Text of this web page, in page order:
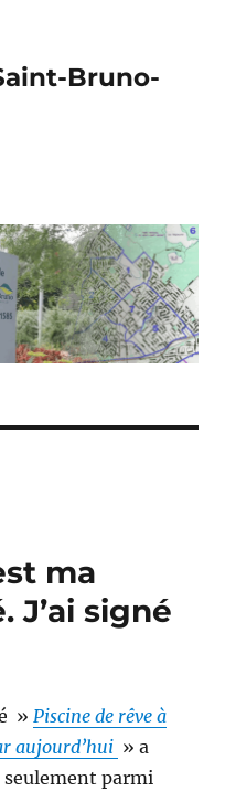
Bruno-
ma
J’ai signé
» Piscine de rêve à
aujourd’hui » a
seulement parmi